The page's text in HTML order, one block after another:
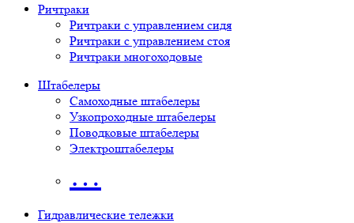
Ричтраки
Ричтраки с управлением сидя
Ричтраки с управлением стоя
Ричтраки многоходовые
Штабелеры
Самоходные штабелеры
Узкопроходные штабелеры
Поводковые штабелеры
Электроштабелеры
…
Гидравлические тележки